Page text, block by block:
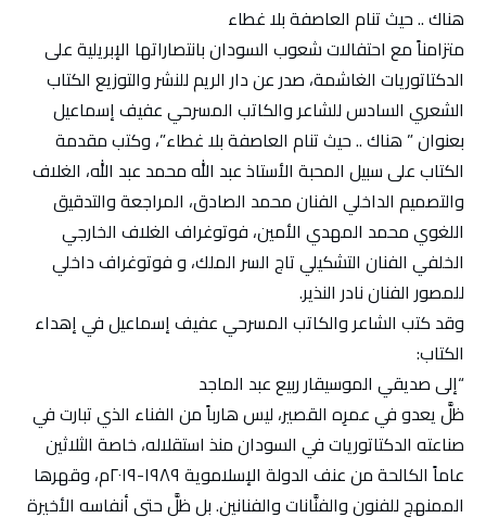
هناك .. حيث تنام العاصفة بلا غطاء
متزامناً مع احتفالات شعوب السودان بانتصاراتها الإبريلية على
الدكتاتوريات الغاشمة، صدر عن دار الريم للنشر والتوزيع الكتاب
الشعري السادس للشاعر والكاتب المسرحي عفيف إسماعيل
بعنوان ” هناك .. حيث تنام العاصفة بلا غطاء”، وكتب مقدمة
الكتاب على سبيل المحبة الأستاذ عبد الله محمد عبد الله، الغلاف
والتصميم الداخلي الفنان محمد الصادق، المراجعة والتدقيق
اللغوي محمد المهدي الأمين، فوتوغراف الغلاف الخارجي
الخلفي الفنان التشكيلي تاج السر الملك، و فوتوغراف داخلي
للمصور الفنان نادر النذير.
وقد كتب الشاعر والكاتب المسرحي عفيف إسماعيل في إهداء
الكتاب:
“إلى صديقي الموسيقار ربيع عبد الماجد
ظلَّ يعدو في عمرِه القصير، ليس هارباً من الفناء الذي تبارت في
صناعته الدكتاتوريات في السودان منذ استقلاله، خاصة الثلاثين
عاماً الكالحة من عنف الدولة الإسلاموية ١٩٨٩-٢٠١٩م، وقهرها
الممنهج للفنون والفنَّانات والفنانين. بل ظلَّ حتى أنفاسه الأخيرة